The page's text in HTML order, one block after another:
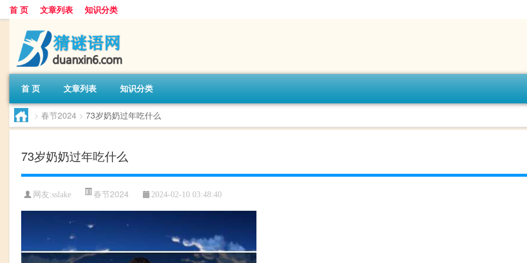
首 页 文章列表 知识分类
首 页 文章列表 知识分类
> 春节2024 > 73岁奶奶过年吃什么
73岁奶奶过年吃什么
网友:sslake 春节2024 2024-02-10 03:48:40